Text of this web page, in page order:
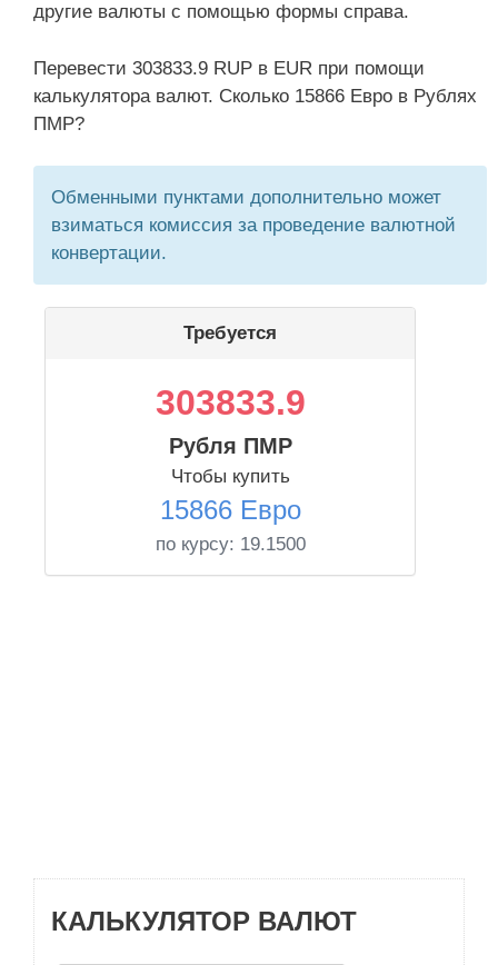
другие валюты с помощью формы справа.
Перевести 303833.9 RUP в EUR при помощи
калькулятора валют. Сколько 15866 Евро в Рублях
ПМР?
Обменными пунктами дополнительно может
взиматься комиссия за проведение валютной
конвертации.
Требуется
303833.9
Рубля ПМР
Чтобы купить
15866 Евро
по курсу: 19.1500
КАЛЬКУЛЯТОР ВАЛЮТ